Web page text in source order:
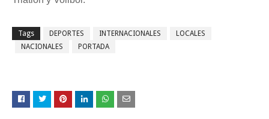
Tags DEPORTES INTERNACIONALES
LOCALES
NACIONALES
PORTADA